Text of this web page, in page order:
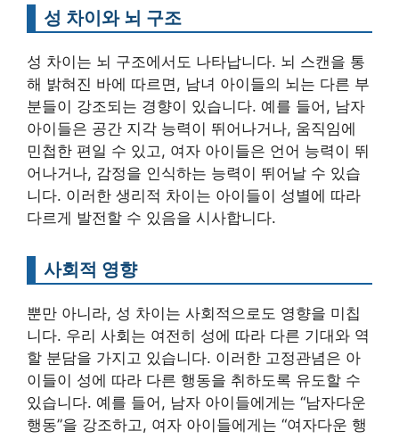
성 차이와 뇌 구조
성 차이는 뇌 구조에서도 나타납니다. 뇌 스캔을 통
해 밝혀진 바에 따르면, 남녀 아이들의 뇌는 다른 부
분들이 강조되는 경향이 있습니다. 예를 들어, 남자
아이들은 공간 지각 능력이 뛰어나거나, 움직임에
민첩한 편일 수 있고, 여자 아이들은 언어 능력이 뛰
어나거나, 감정을 인식하는 능력이 뛰어날 수 있습
니다. 이러한 생리적 차이는 아이들이 성별에 따라
다르게 발전할 수 있음을 시사합니다.
사회적 영향
뿐만 아니라, 성 차이는 사회적으로도 영향을 미칩
니다. 우리 사회는 여전히 성에 따라 다른 기대와 역
할 분담을 가지고 있습니다. 이러한 고정관념은 아
이들이 성에 따라 다른 행동을 취하도록 유도할 수
있습니다. 예를 들어, 남자 아이들에게는 “남자다운
행동”을 강조하고, 여자 아이들에게는 “여자다운 행